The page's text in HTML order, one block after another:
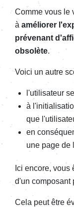
Comme vous le
à améliorer
prévenant
obsolète.
Voici un autre
l'utilisateur
à
que
en
une page de
Ici encore, vous
d'un composant
Cela peut être